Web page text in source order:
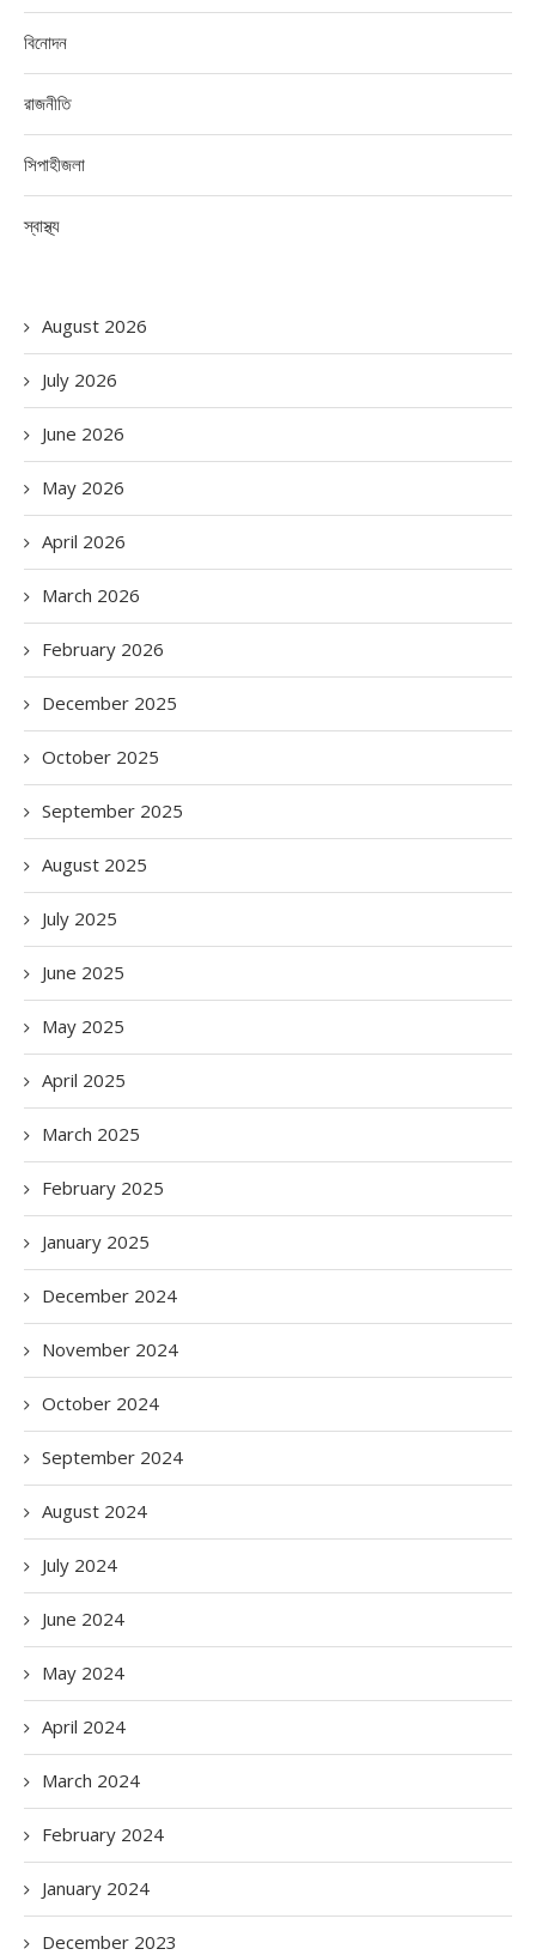
বিনোদন
রাজনীতি
সিপাহীজলা
স্বাস্থ্য
August 2026
July 2026
June 2026
May 2026
April 2026
March 2026
February 2026
December 2025
October 2025
September 2025
August 2025
July 2025
June 2025
May 2025
April 2025
March 2025
February 2025
January 2025
December 2024
November 2024
October 2024
September 2024
August 2024
July 2024
June 2024
May 2024
April 2024
March 2024
February 2024
January 2024
December 2023